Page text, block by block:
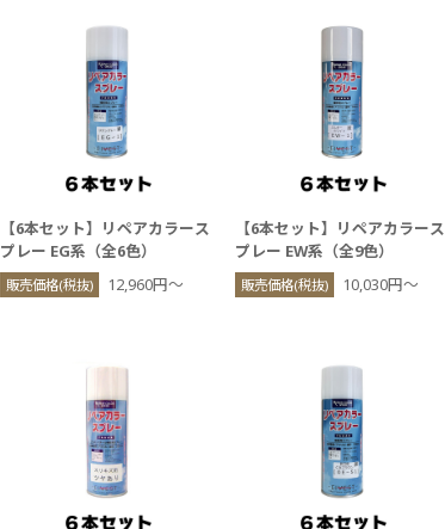
【6本セット】リペアカラース
プレー EG系（全6色）
販売価格(税抜) 12,960円〜
【6本セット】リペアカラース
プレー EW系（全9色）
販売価格(税抜) 10,030円〜